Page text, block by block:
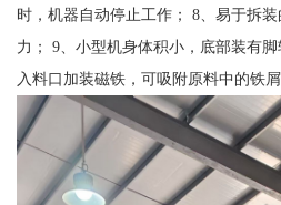
时，机器自动停止工作； 8、易于拆
力； 9、小型机身体积小，底部装有
入料口加装磁铁，可吸附原料中的铁屑